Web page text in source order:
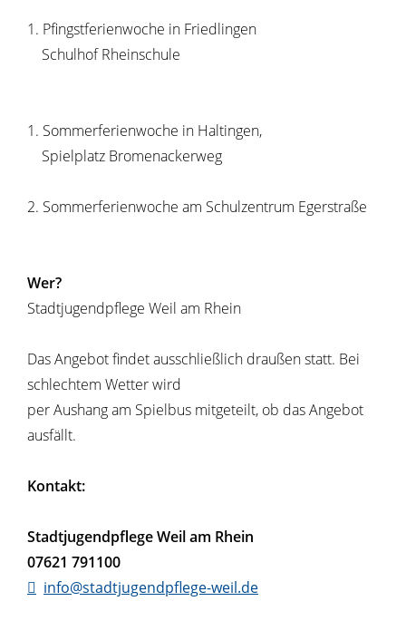
1. Pfingstferienwoche in Friedlingen
Schulhof Rheinschule
1. Sommerferienwoche in Haltingen,
Spielplatz Bromenackerweg
2. Sommerferienwoche am Schulzentrum Egerstraße
Wer?
Stadtjugendpflege Weil am Rhein
Das Angebot findet ausschließlich draußen statt. Bei
schlechtem Wetter wird
per Aushang am Spielbus mitgeteilt, ob das Angebot
ausfällt.
Kontakt:
Stadtjugendpflege Weil am Rhein
07621 791100
info@stadtjugendpflege-weil.de